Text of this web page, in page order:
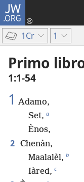
JW.ORG
1Cr 1
Primo
1:1-54
1 Adamo,
Set, a
Ènos,
2 Chenàn,
Maalalèl, b
Iàred, c